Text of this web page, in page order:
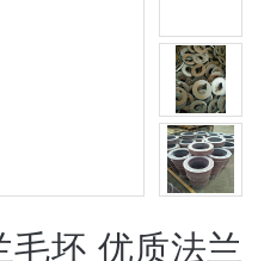
毛坯 优质法兰